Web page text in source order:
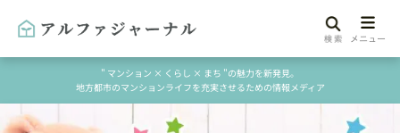
" マンション × くらし × まち "の魅力を新発見。
地方都市のマンションライフを充実させるための情報メディア